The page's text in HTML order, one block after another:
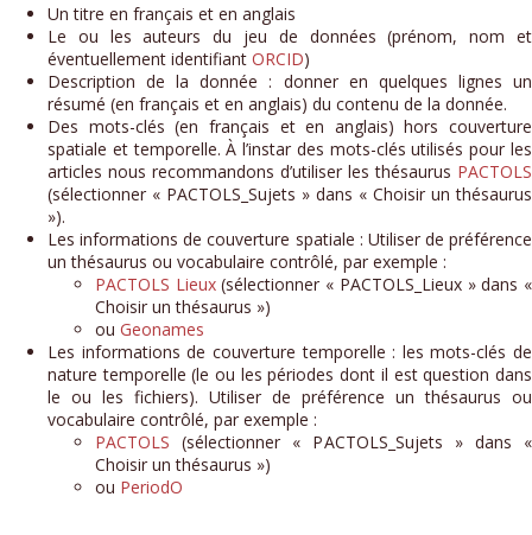
Un titre en français et en anglais
Le ou les auteurs du jeu de données (prénom, nom et
éventuellement identifiant ORCID)
Description de la donnée : donner en quelques lignes un
résumé (en français et en anglais) du contenu de la donnée.
Des mots-clés (en français et en anglais) hors couverture
spatiale et temporelle. À l’instar des mots-clés utilisés pour les
articles nous recommandons d’utiliser les thésaurus PACTOLS
(sélectionner « PACTOLS_Sujets » dans « Choisir un thésaurus
»).
Les informations de couverture spatiale : Utiliser de préférence
un thésaurus ou vocabulaire contrôlé, par exemple :
PACTOLS Lieux(sélectionner « PACTOLS_Lieux » dans «
Choisir un thésaurus »)
ou Geonames
Les informations de couverture temporelle : les mots-clés de
nature temporelle (le ou les périodes dont il est question dans
le ou les fichiers). Utiliser de préférence un thésaurus ou
vocabulaire contrôlé, par exemple :
PACTOLS (sélectionner « PACTOLS_Sujets » dans «
Choisir un thésaurus »)
ou PeriodO